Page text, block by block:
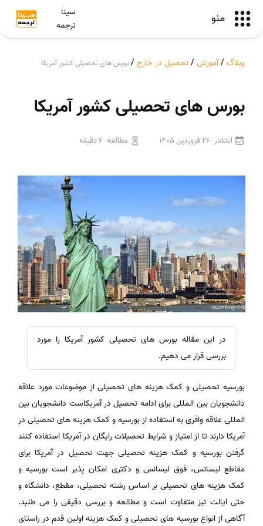
منو
سینا
ترجمه
وبلاگ /آموزش / تحصیل در خارج / بورس های تحصیلی کشور آمریکا
بورس های تحصیلی کشور آمریکا
انتشار 26 فروردین 1405 مطالعه 6 دقیقه
در این مقاله بورس های تحصیلی کشور آمریکا را مورد
بررسی قرار می دهیم.
بورسیه تحصیلی و کمک هزینه های تحصیلی از موضوعات مورد علاقه
دانشجویان بین المللی برای ادامه تحصیل در آمریکاست دانشجویان بین
المللی علاقه وافری به استفاده از بورسیه و کمک هزینه های تحصیلی در
آمریکا دارند تا از امتیاز و شرایط تحصیلات رایگان در آمریکا استفاده کنند
گرفتن بورسیه و کمک هزینه تحصیلی جهت تحصیل در آمریکا برای
مقاطع لیسانس، فوق لیسانس و دکتری امکان پذیر است بورسیه و
کمک هزینه های تحصیلی بر اساس رشته تحصیلی، مقطع، دانشگاه و
حتی ایالت نیز متفاوت است و مطالعه و بررسی دقیقی را می طلبد.
آگاهی از انواع بورسیه های تحصیلی و کمک هزینه اولین قدم در راستای